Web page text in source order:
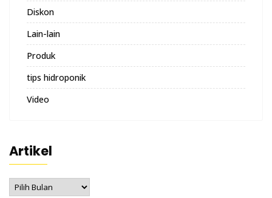
Diskon
Lain-lain
Produk
tips hidroponik
Video
Artikel
Artikel